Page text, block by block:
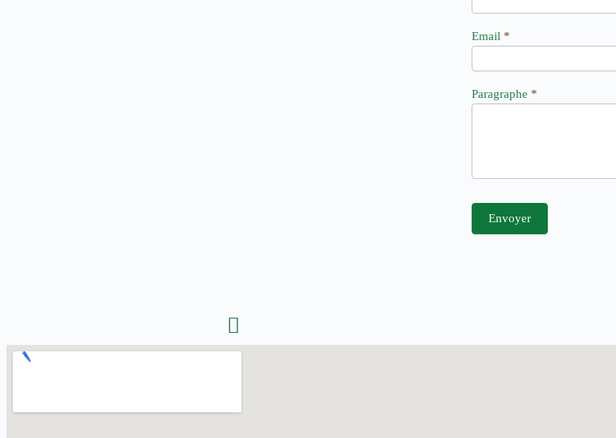
Email *
Paragraphe *
Envoyer